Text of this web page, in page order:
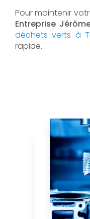
Pour maintenir
Entreprise
déchets verts à
rapide.